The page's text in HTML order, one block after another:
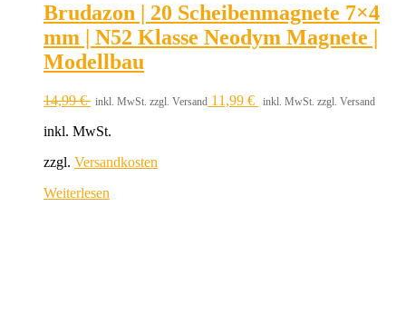
Brudazon | 20 Scheibenmagnete 7×4
mm | N52 Klasse Neodym Magnete |
Modellbau
14,99€ inkl. MwSt. zzgl. Versand 11,99 € inkl. MwSt. zzgl. Versand
inkl. MwSt.
zzgl. Versandkosten
Weiterlesen